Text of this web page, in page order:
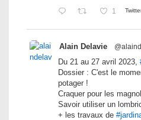
1
Alain Delavie
Du 21 au 27 avril 2023,
Dossier : C'est le
potager !
Craquer pour les
Savoir utiliser un
+ les travaux de